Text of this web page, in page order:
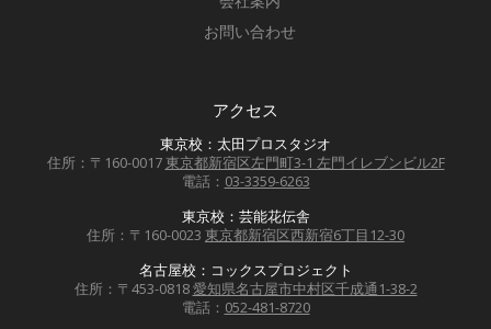
お問い合わせ
アクセス
東京校：太田プロスタジオ
住所：〒160-0017東京都新宿区左門町3-1 左門イレブンビル2F
電話： 03-3359-6263
東京校：芸能花伝舎
住所：〒160-0023 東京都新宿区西新宿6丁目12-30
名古屋校：コックスプロジェクト
住所：〒453-0818愛知県名古屋市中村区千成通1-38-2
電話： 052-481-8720